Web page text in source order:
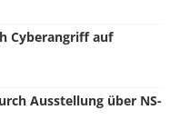
Cyberangriff auf
Ausstellung über NS-